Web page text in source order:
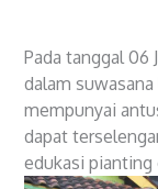
Pada tanggal 06
dalam
mempunyai
dapat
edukasi pianting